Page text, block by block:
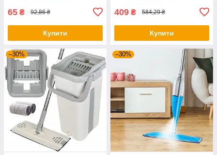
65 ₴ 92,86 ₴
Купити
409 ₴ 584,29 ₴
Купити
–30% –30%